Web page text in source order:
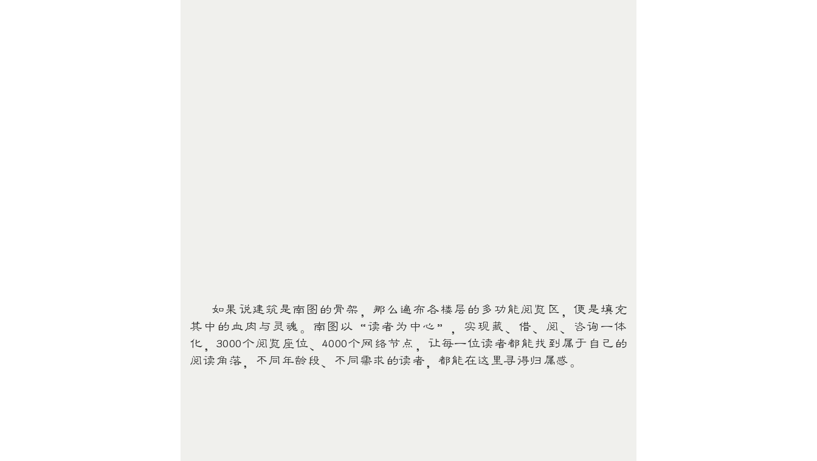
如果说建筑是南图的骨架，那么遍布各楼层的多功能阅览区，便是填充
其中的血肉与灵魂。南图以“读者为中心”，实现藏、借、阅、咨询一体
化，3000个阅览座位、4000个网络节点，让每一位读者都能找到属于自己的
阅读角落，不同年龄段、不同需求的读者，都能在这里寻得归属感。